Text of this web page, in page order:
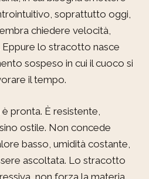
soprattutto oggi,
chiedere velocità,
Eppure lo stracotto nasce
sospeso in cui il cuoco si
il tempo.
è pronta. È resistente,
ostile. Non concede
basso, umidità costante,
ascoltata. Lo stracotto
non forza la materia.